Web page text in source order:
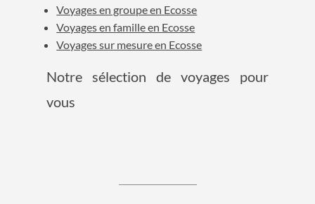
Voyages en groupe en Ecosse
Voyages en famille en Ecosse
Voyages sur mesure en Ecosse
Notre sélection de voyages pour
vous